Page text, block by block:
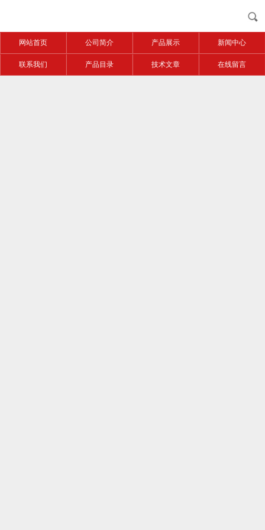
网站首页 公司简介 产品展示 新闻中心
联系我们 产品目录 技术文章 在线留言